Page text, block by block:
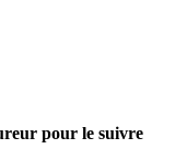
pour le suivre